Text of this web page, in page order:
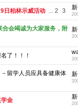
日柏林示威活动 ... 2 3
会竭诚为大家服务，附
了！！！
留学人员应具备健康体
金